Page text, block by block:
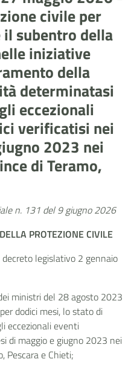
civile per
subentro della
iniziative
della
determinatasi
eccezionali
verificatisi nei
2023 nei
di Teramo,
n. 131 del 9 giugno 2026
PROTEZIONE CIVILE
legislativo 2 gennaio
ministri del 28 agosto 2023
dodici mesi, lo stato di
eccezionali eventi
di maggio e giugno 2023 nei
Pescara e Chieti;